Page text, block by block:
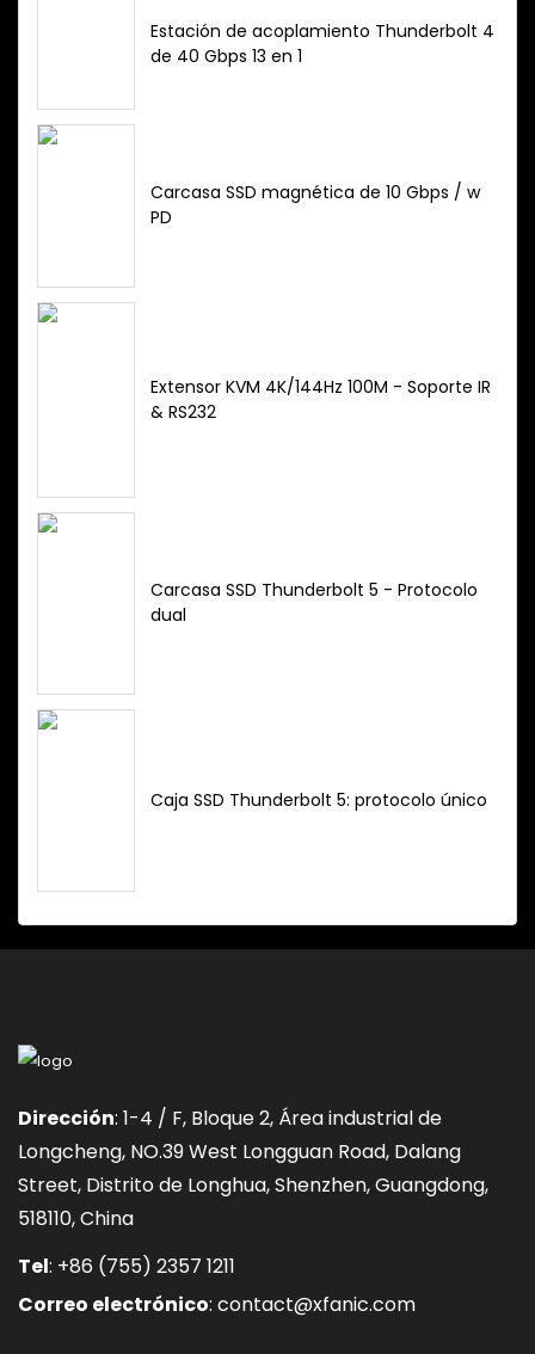
Estación de acoplamiento Thunderbolt 4
de 40 Gbps 13 en 1
Carcasa SSD magnética de 10 Gbps / w
PD
Extensor KVM 4K/144Hz 100M - Soporte IR
& RS232
Carcasa SSD Thunderbolt 5 - Protocolo
dual
Caja SSD Thunderbolt 5: protocolo único
Dirección: 1-4 / F, Bloque 2, Área industrial de
Longcheng, NO.39 West Longguan Road, Dalang
Street, Distrito de Longhua, Shenzhen, Guangdong,
518110, China
Tel: +86 (755) 2357 1211
Correo electrónico: contact@xfanic.com